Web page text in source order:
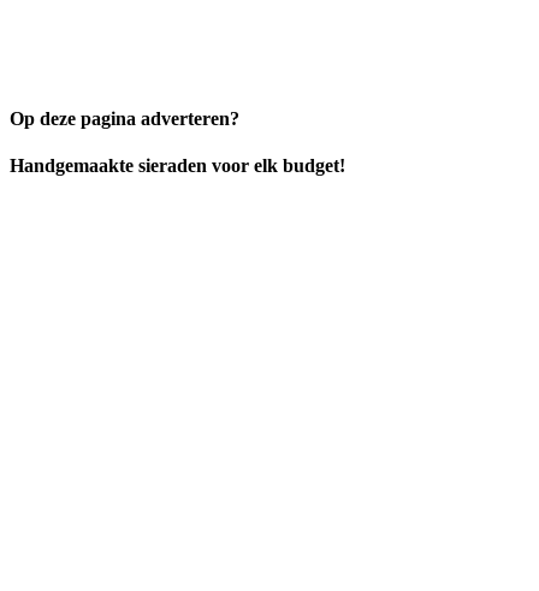
Op deze pagina adverteren?
Handgemaakte sieraden voor elk budget!